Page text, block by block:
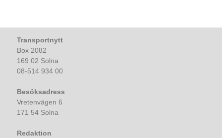
Transportnytt
Box 2082
169 02 Solna
08-514 934 00
Besöksadress
Vretenvägen 6
171 54 Solna
Redaktion